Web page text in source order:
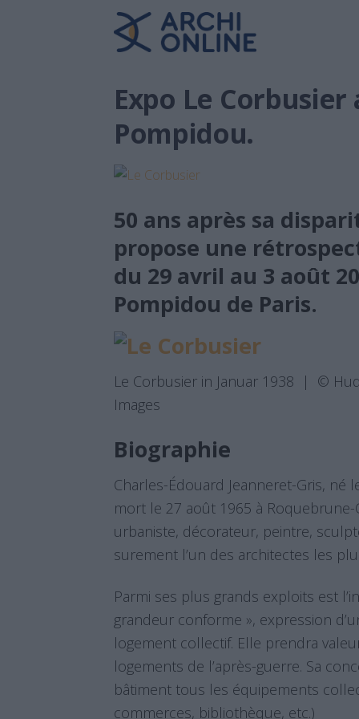
Expo Le Corbusier
Pompidou.
50 ans après sa
propose une
du 29 avril au 3 août
Pompidou de Paris.
Le Corbusier in Januar 1938 | ©
Images
Biographie
Charles-Édouard Jeanneret-Gris, né
mort le 27 août 1965 à
urbaniste, décorateur, peintre,
surement l’un des architectes les
Parmi ses plus grands exploits est
grandeur conforme », expression
logement collectif. Elle prendra
logements de l’après-guerre. Sa
bâtiment tous les équipements
commerces, bibliothèque, etc.)